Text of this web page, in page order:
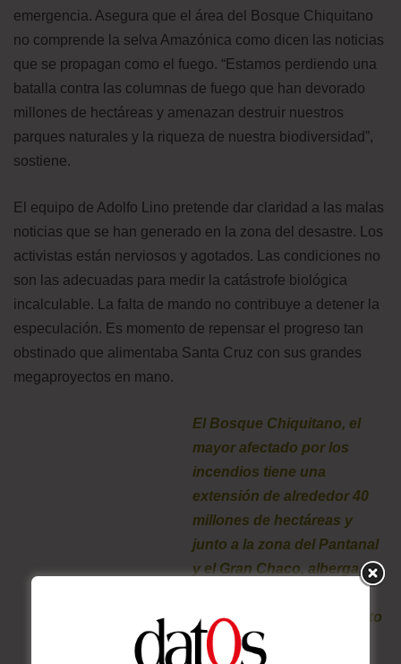
emergencia. Asegura que el área del Bosque Chiquitano
no comprende la selva Amazónica como dicen las noticias
que se propagan como el fuego. “Estamos perdiendo una
batalla contra las columnas de fuego que han devorado
millones de hectáreas y amenazan destruir nuestros
parques naturales y la riqueza de nuestra biodiversidad”,
sostiene.
El equipo de Adolfo Lino pretende dar claridad a las malas
noticias que se han generado en la zona del desastre. Los
activistas están nerviosos y agotados. Las condiciones no
son las adecuadas para medir la catástrofe biológica
incalculable. La falta de mando no contribuye a detener la
especulación. Es momento de repensar el progreso tan
obstinado que alimentaba Santa Cruz con sus grandes
megaproyectos en mano.
El Bosque Chiquitano, el
mayor afectado por los
incendios tiene una
extensión de alrededor 40
millones de hectáreas y
junto a la zona del Pantanal
y el Gran Chaco, alberga
extensión del departamento
de Santa Cruz.